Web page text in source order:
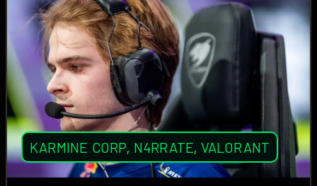
KARMINE CORP, N4RRATE, VALORANT